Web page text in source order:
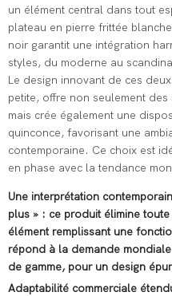
un élément central dans tout
plateau en pierre frittée
noir garantit une intégration
styles, du moderne au
Le design innovant de ces
petite, offre non seulement
mais crée également une
quinconce, favorisant une
contemporaine. Ce choix est
en phase avec la tendance
Une interprétation
plus » : ce produit élimine
élément remplissant une
répond à la demande
de gamme, pour un design
Adaptabilité commerciale